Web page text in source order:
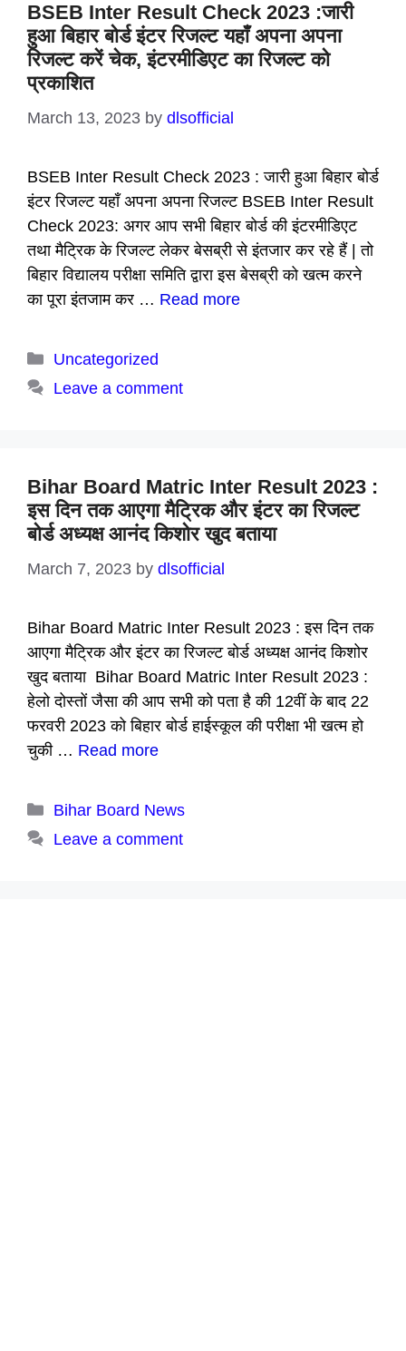
BSEB Inter Result Check 2023 :जारी
हुआ बिहार बोर्ड इंटर रिजल्ट यहाँ अपना अपना
रिजल्ट करें चेक, इंटरमीडिएट का रिजल्ट को
प्रकाशित
March 13, 2023 by dlsofficial
BSEB Inter Result Check 2023 : जारी हुआ बिहार बोर्ड
इंटर रिजल्ट यहाँ अपना अपना रिजल्ट BSEB Inter Result
Check 2023: अगर आप सभी बिहार बोर्ड की इंटरमीडिएट
तथा मैट्रिक के रिजल्ट लेकर बेसब्री से इंतजार कर रहे हैं | तो
बिहार विद्यालय परीक्षा समिति द्वारा इस बेसब्री को खत्म करने
का पूरा इंतजाम कर … Read more
Categories
Uncategorized
Leave a comment
Bihar Board Matric Inter Result 2023 :
इस दिन तक आएगा मैट्रिक और इंटर का रिजल्ट
बोर्ड अध्यक्ष आनंद किशोर खुद बताया
March 7, 2023 by dlsofficial
Bihar Board Matric Inter Result 2023 : इस दिन तक
आएगा मैट्रिक और इंटर का रिजल्ट बोर्ड अध्यक्ष आनंद किशोर
खुद बताया Bihar Board Matric Inter Result 2023 :
हेलो दोस्तों जैसा की आप सभी को पता है की 12वीं के बाद 22
फरवरी 2023 को बिहार बोर्ड हाईस्कूल की परीक्षा भी खत्म हो
चुकी … Read more
Categories
Bihar Board News
Leave a comment